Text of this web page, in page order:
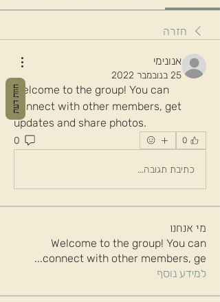
חזרה
אנונימי
25 בנובמבר 2022
Welcome to the group! You can
connect with other members, get
updates and share photos.
0
0
כתיבת תגובה...
מי אנחנו
Welcome to the group! You can
connect with other members, ge
...
למידע נוסף
חוות דעת